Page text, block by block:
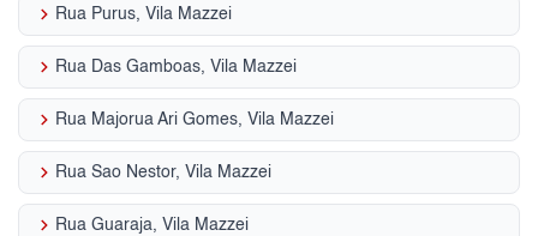
keyboard_arrow_right Rua Purus, Vila Mazzei
keyboard_arrow_right Rua Das Gamboas, Vila Mazzei
keyboard_arrow_right Rua Majorua Ari Gomes, Vila Mazzei
keyboard_arrow_right Rua Sao Nestor, Vila Mazzei
keyboard_arrow_right Rua Guaraja, Vila Mazzei